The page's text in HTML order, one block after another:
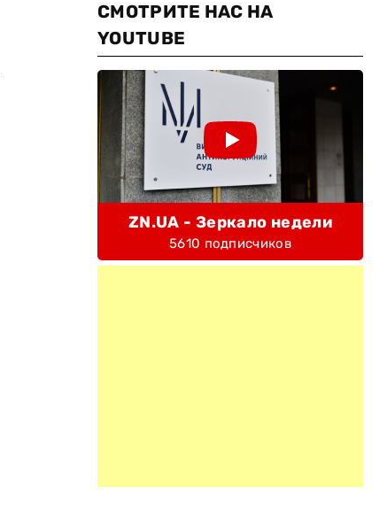
СМОТРИТЕ НАС НА
YOUTUBE
ZN.UA - Зеркало недели
5610 подписчиков